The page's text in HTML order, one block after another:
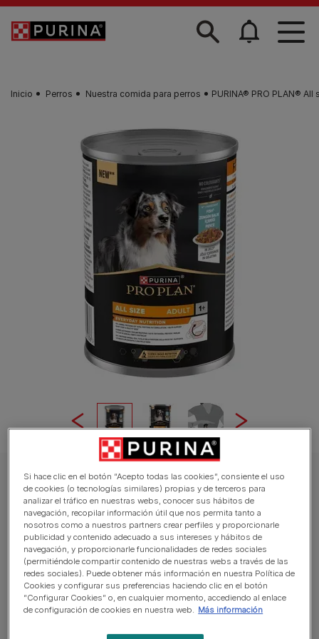
Skip to main content
Inicio Perros Nuestra comida para perros PURINA® PRO PLAN®
PURINA® PRO PLAN® All size Adult rico en Pescado en Gelatina. Lata
PURINA® PRO PLAN® All size Adult rico en
Pescado en Gelatina. Lata
Sin reseñas aún
Tamaños disponibles: 400g
Si hace clic en el botón “Acepto todas las cookies”, consiente el uso
de cookies (o tecnologías similares) propias y de terceros para
analizar el tráfico en nuestras webs, conocer sus hábitos de
navegación, recopilar información útil que nos permita tanto a
nosotros como a nuestros partners crear perfiles y proporcionarle
publicidad y contenido adecuado a sus intereses y hábitos de
navegación, y proporcionarle funcionalidades de redes sociales
(permitiéndole compartir contenido de nuestras webs a través de las
redes sociales). Puede obtener más información en nuestra Política de
Cookies y configurar sus preferencias haciendo clic en el botón
“Configurar Cookies” o, en cualquier momento, accediendo al enlace
de configuración de cookies en nuestra web. Más información